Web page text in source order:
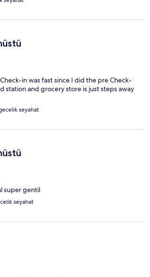
in was fast since I did the pre Check-
station and grocery store is just steps away
seyahat
super gentil
seyahat